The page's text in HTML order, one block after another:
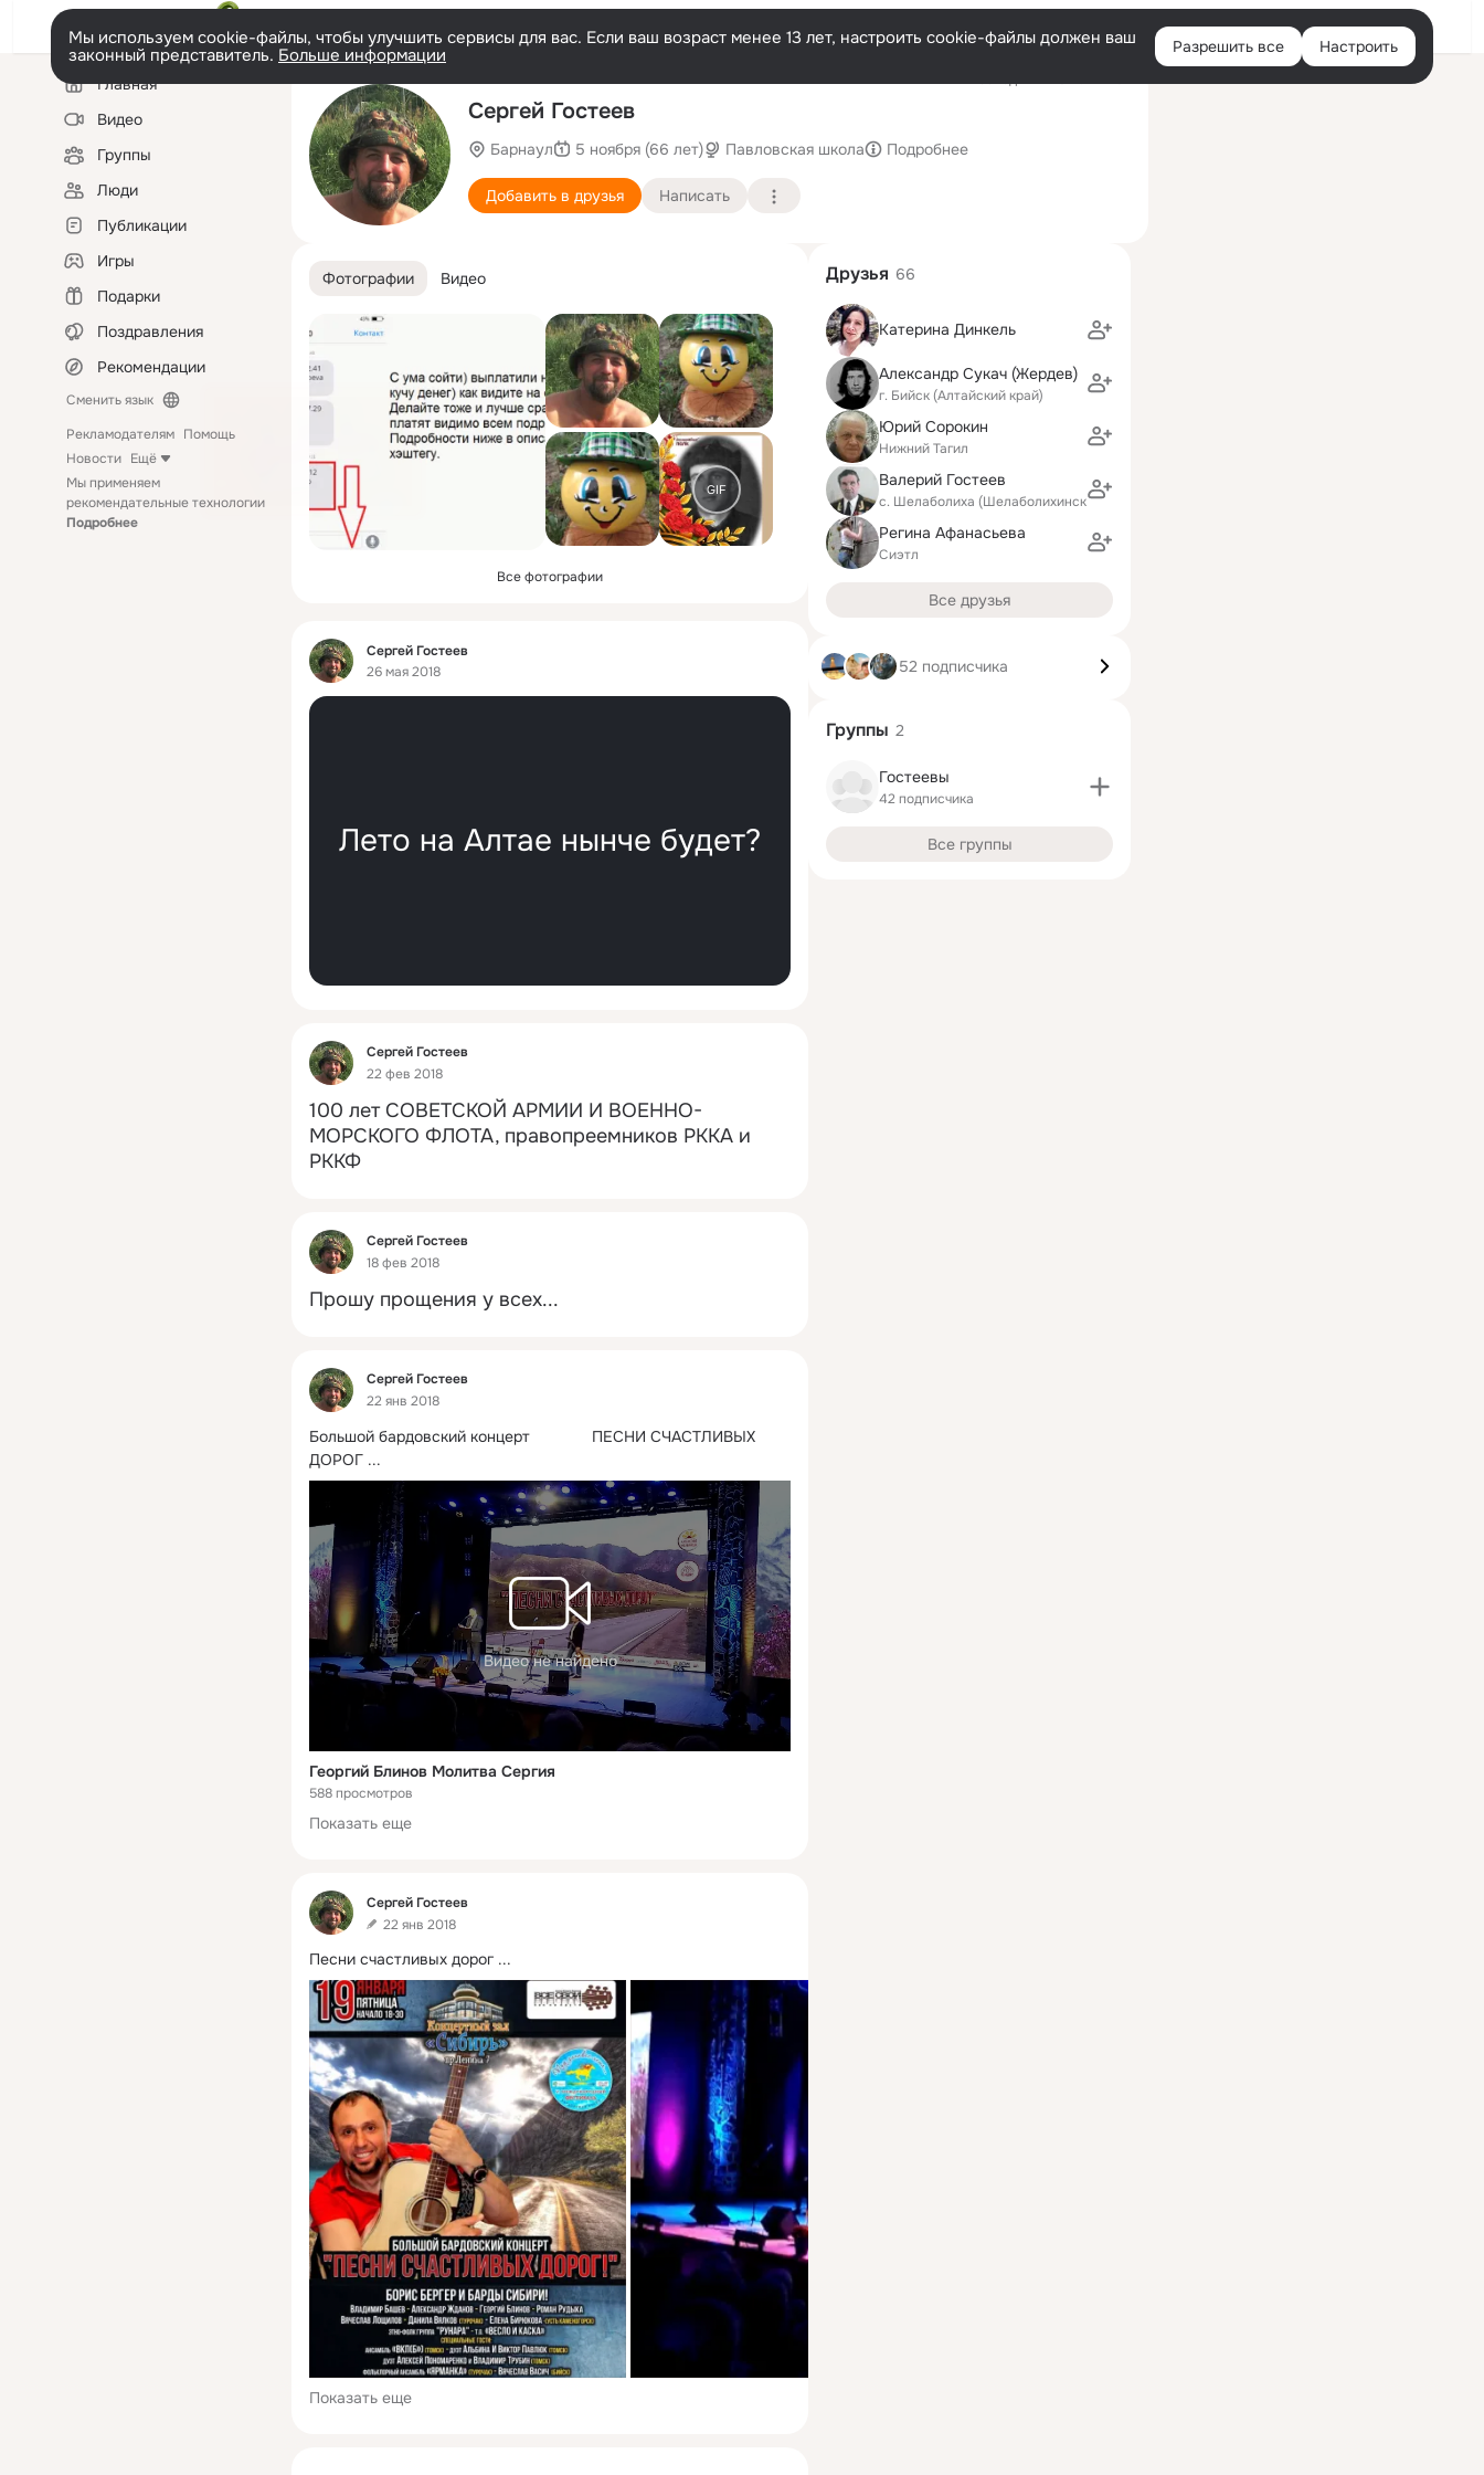
Войти
Мы используем cookie-файлы, чтобы улучшить сервисы для вас. Если ваш возраст менее 13 лет, настроить cookie-файлы должен ваш
законный представитель. Больше информации Разрешить все Настроить
Левая
колонкаГлавная
Видео
Группы
Люди
Публикации
Игры
Подарки
Поздравления
Рекомендации
Сменить язык
Рекламодателям Помощь
Новости Ещё
Мы применяем
рекомендательные технологии
Подробнее
Сергей Гостеев
Барнаул 5 ноября (66 лет) Павловская школа Подробнее
Добавить в друзья Написать
Фотографии Видео
GIF
Все фотографии
Фид
Сергей Гостеев
26 мая 2018
Лето на Алтае нынче будет?
Фид
Сергей Гостеев
22 фев 2018
100 лет СОВЕТСКОЙ АРМИИ И ВОЕННО-
МОРСКОГО ФЛОТА, правопреемников РККА и
РККФ
Фид
Сергей Гостеев
18 фев 2018
Прошу прощения у всех...
Фид
Сергей Гостеев
22 янв 2018
Большой бардовский концерт              ПЕСНИ СЧАСТЛИВЫХ
ДОРОГ ...
Видео не найдено
Георгий Блинов Молитва Сергия
588 просмотров
Показать еще
Фид
Сергей Гостеев
22 янв 2018
Песни счастливых дорог ...
Показать еще
Друзья 66
Катерина Динкель
Александр Сукач (Жердев)
г. Бийск (Алтайский край)
Юрий Сорокин
Нижний Тагил
Валерий Гостеев
с. Шелаболиха (Шелаболихинский район)
Регина Афанасьева
Сиэтл
Все друзья
52 подписчика
Группы 2
Гостеевы
42 подписчика
Все группы